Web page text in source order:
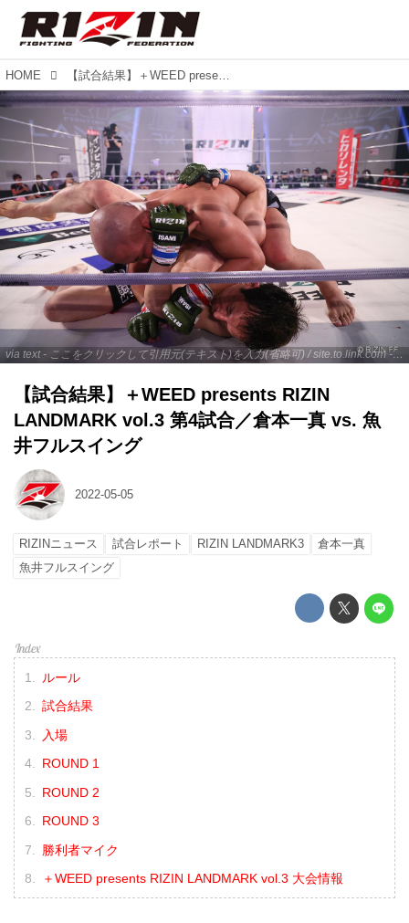
HOME 【試合結果】＋WEED presents RIZIN LANDMARK vol.3 第4試合／倉本一真 vs. 魚井フルスイング
via text - ここをクリックして引用元(テキスト)を入力(省略可) / site.to.link.com - ここをクリックして引用元を入力(省略可)
【試合結果】＋WEED presents RIZIN
LANDMARK vol.3 第4試合／倉本一真 vs. 魚
井フルスイング
2022-05-05
RIZINニュース 試合レポート RIZIN LANDMARK3
倉本一真
魚井フルスイング
ルール
試合結果
入場
ROUND 1
ROUND 2
ROUND 3
勝利者マイク
＋WEED presents RIZIN LANDMARK vol.3 大会情報